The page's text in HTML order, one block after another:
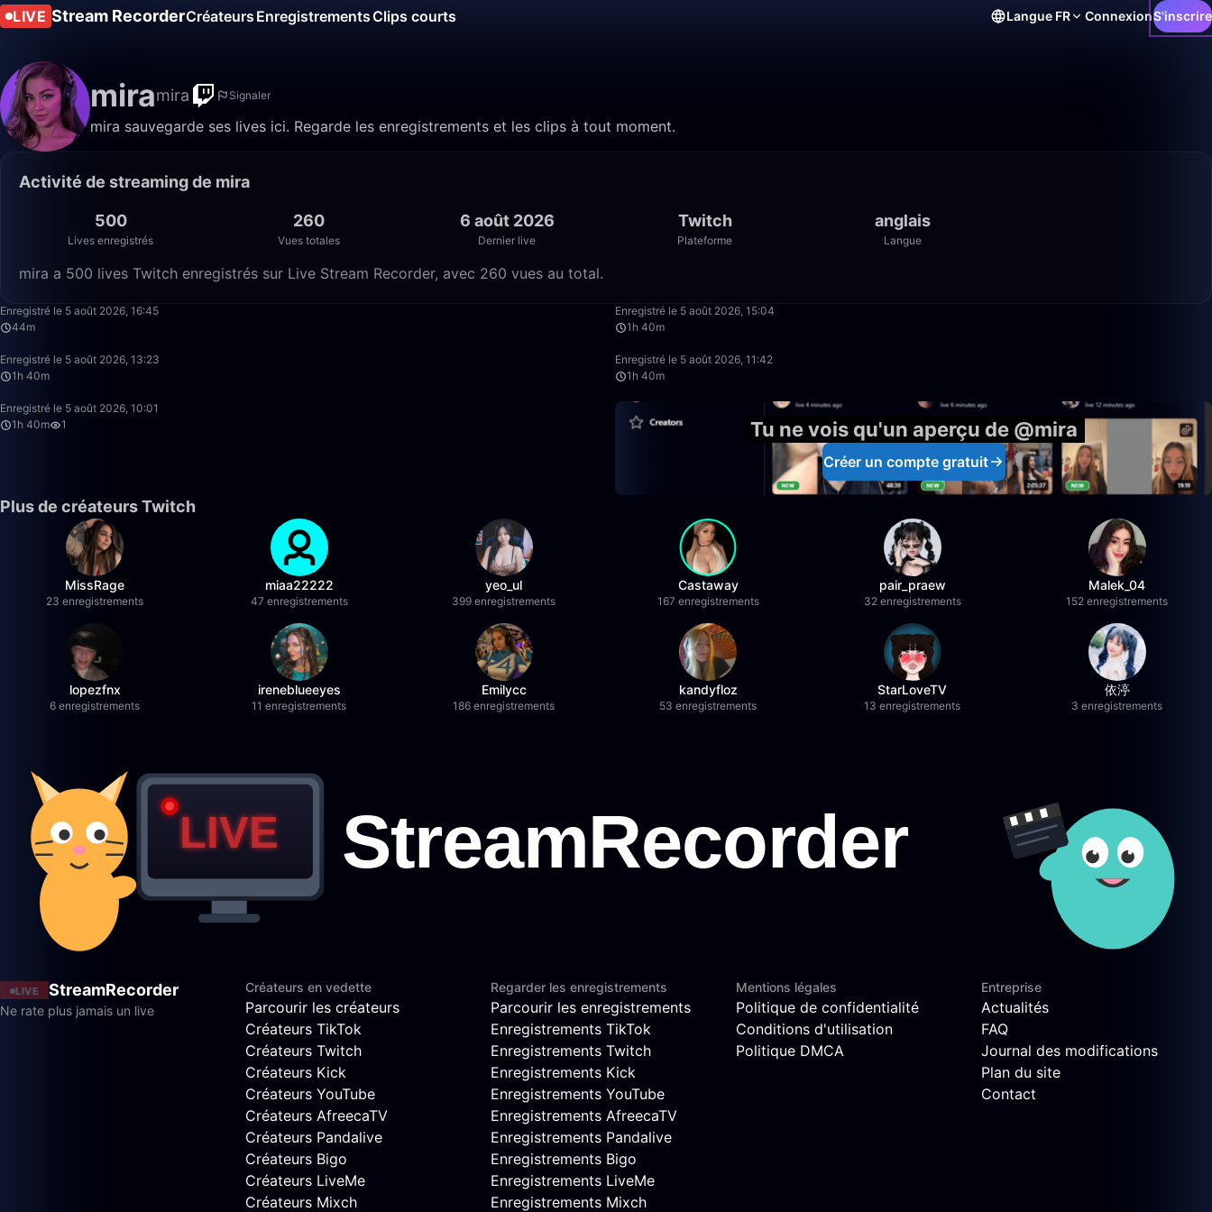
LIVE Stream RecorderCréateurs EnregistrementsClips courts Langue FR ConnexionS'inscrire
miramira Signaler
mira sauvegarde ses lives ici. Regarde les enregistrements et les clips à tout moment.
Activité de streaming de mira
500
Lives enregistrés
260
Vues totales
6 août 2026
Dernier live
Twitch
Plateforme
anglais
Langue
mira a 500 lives Twitch enregistrés sur Live Stream Recorder, avec 260 vues au total.
Enregistré le 5 août 2026, 16:45
44m
Enregistré le 5 août 2026, 15:04
1h 40m
Enregistré le 5 août 2026, 13:23
1h 40m
Enregistré le 5 août 2026, 11:42
1h 40m
Enregistré le 5 août 2026, 10:01
1h 40m
1 Tu ne vois qu'un aperçu de @mira
Créer un compte gratuit
Plus de créateurs Twitch
MissRage
23 enregistrements
miaa22222
47 enregistrements
yeo_ul
399 enregistrements
Castaway
167 enregistrements
pair_praew
32 enregistrements
Malek_04
152 enregistrements
lopezfnx
6 enregistrements
ireneblueeyes
11 enregistrements
Emilycc
186 enregistrements
kandyfloz
53 enregistrements
StarLoveTV
13 enregistrements
依渟
3 enregistrements
LIVE StreamRecorder
Ne rate plus jamais un live
Créateurs en vedette
Parcourir les créateurs
Créateurs TikTok
Créateurs Twitch
Créateurs Kick
Créateurs YouTube
Créateurs AfreecaTV
Créateurs Pandalive
Créateurs Bigo
Créateurs LiveMe
Créateurs Mixch
Regarder les enregistrements
Parcourir les enregistrements
Enregistrements TikTok
Enregistrements Twitch
Enregistrements Kick
Enregistrements YouTube
Enregistrements AfreecaTV
Enregistrements Pandalive
Enregistrements Bigo
Enregistrements LiveMe
Enregistrements Mixch
Mentions légales
Politique de confidentialité
Conditions d'utilisation
Politique DMCA
Entreprise
Actualités
FAQ
Journal des modifications
Plan du site
Contact